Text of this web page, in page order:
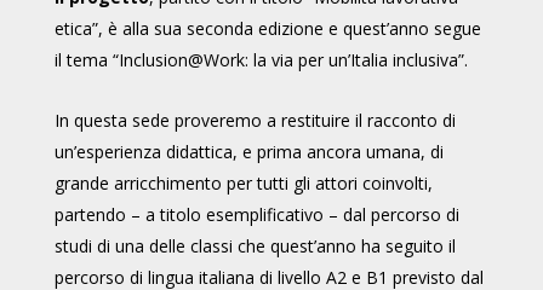
etica”, è alla sua seconda edizione e quest’anno segue
il tema “Inclusion@Work: la via per un’Italia inclusiva”.
In questa sede proveremo a restituire il racconto di
un’esperienza didattica, e prima ancora umana, di
grande arricchimento per tutti gli attori coinvolti,
partendo – a titolo esemplificativo – dal percorso di
studi di una delle classi che quest’anno ha seguito il
percorso di lingua italiana di livello A2 e B1 previsto dal